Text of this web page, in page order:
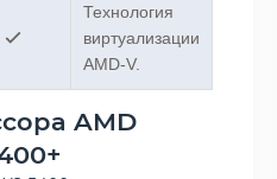
Технология
виртуализации
AMD-V.
AMD